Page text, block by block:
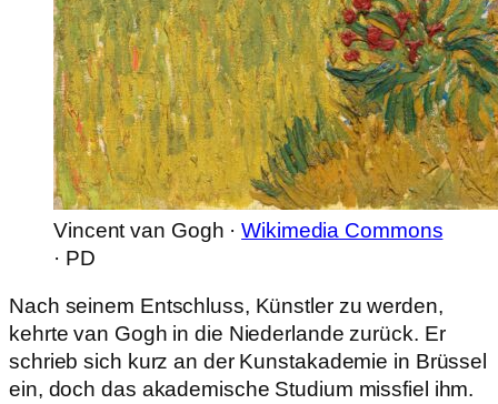
Vincent van Gogh ·Wikimedia Commons
· PD
Nach seinem Entschluss, Künstler zu werden,
kehrte van Gogh in die Niederlande zurück. Er
schrieb sich kurz an der Kunstakademie in Brüssel
ein, doch das akademische Studium missfiel ihm.